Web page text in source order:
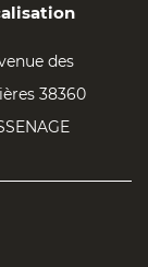
des
38360